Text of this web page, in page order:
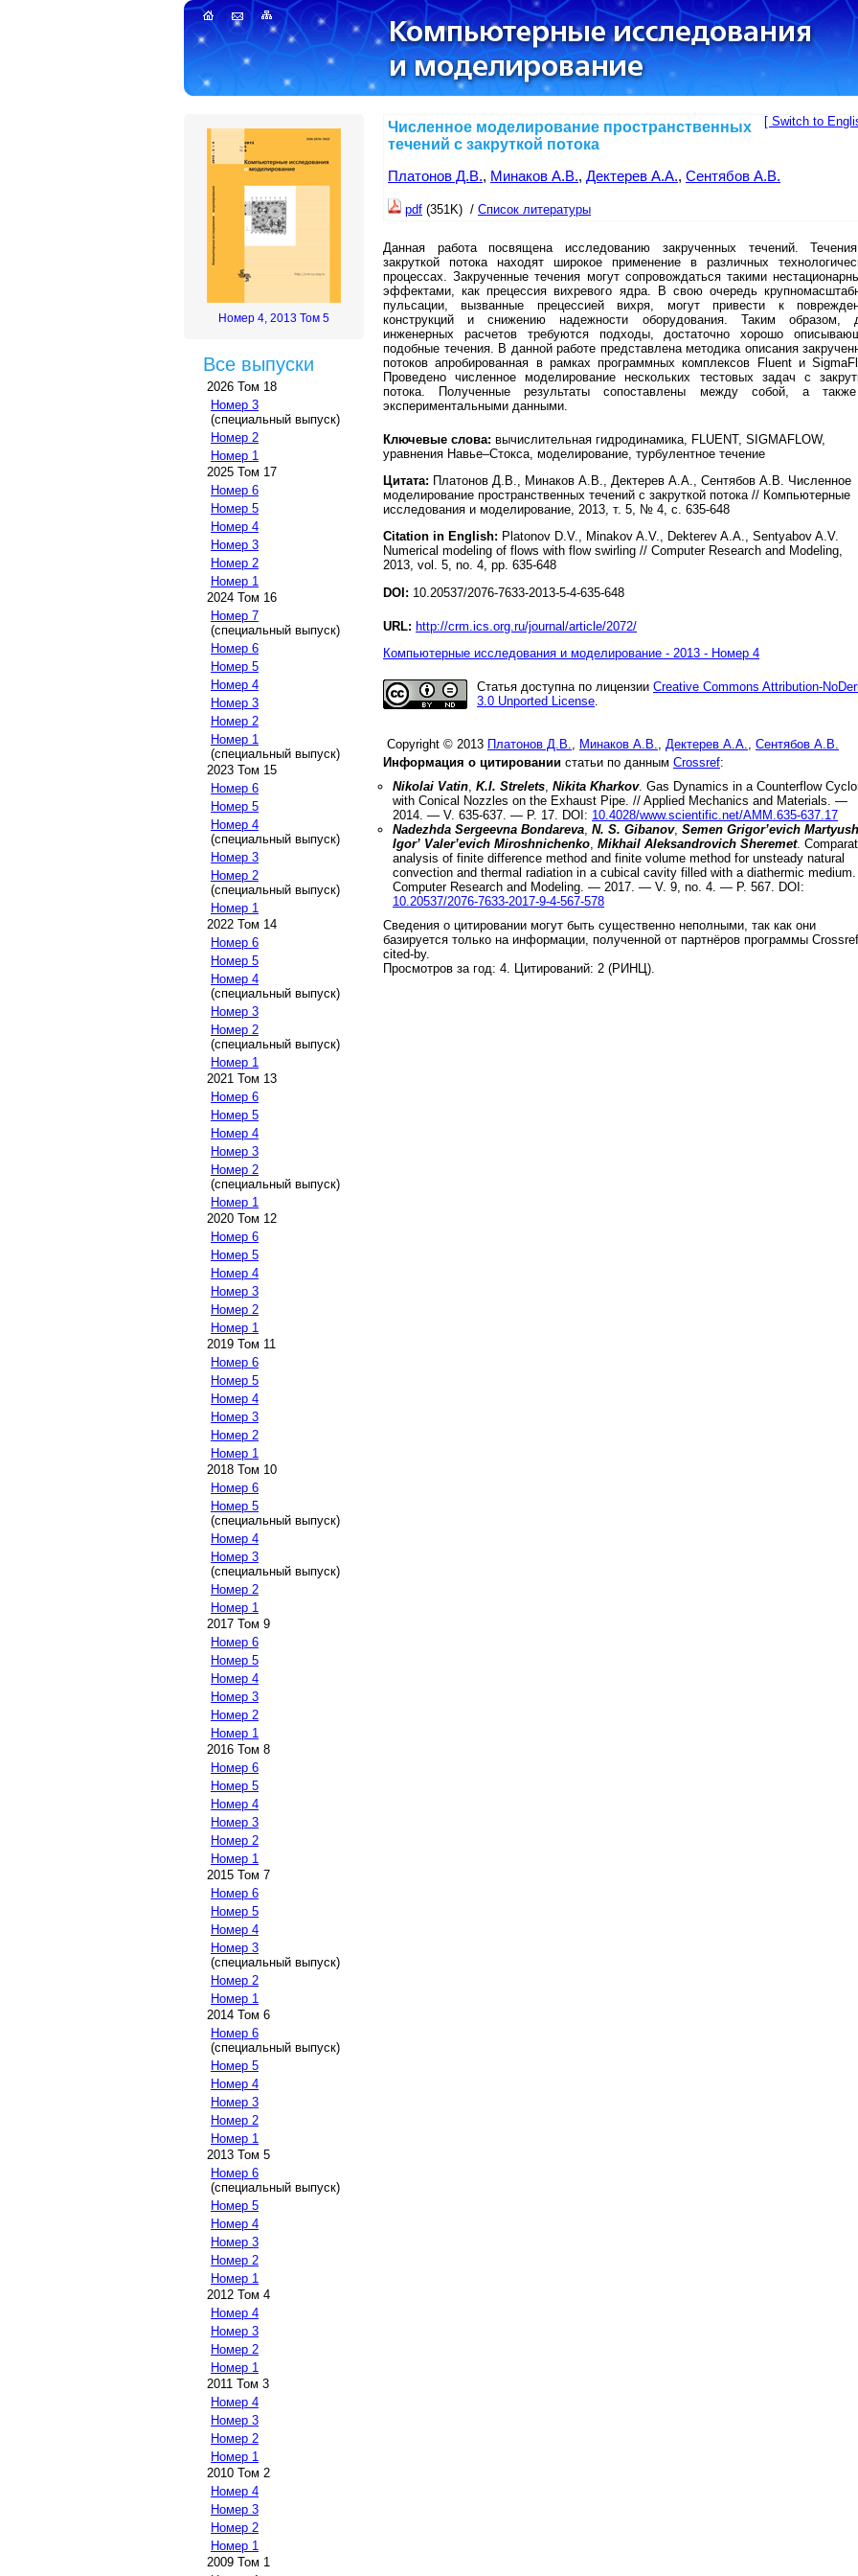
Номер 4, 2013 Том 5
Все выпуски
2026 Том 18
Номер 3
(специальный выпуск)
Номер 2
Номер 1
2025 Том 17
Номер 6
Номер 5
Номер 4
Номер 3
Номер 2
Номер 1
2024 Том 16
Номер 7
(специальный выпуск)
Номер 6
Номер 5
Номер 4
Номер 3
Номер 2
Номер 1
(специальный выпуск)
2023 Том 15
Номер 6
Номер 5
Номер 4
(специальный выпуск)
Номер 3
Номер 2
(специальный выпуск)
Номер 1
2022 Том 14
Номер 6
Номер 5
Номер 4
(специальный выпуск)
Номер 3
Номер 2
(специальный выпуск)
Номер 1
2021 Том 13
Номер 6
Номер 5
Номер 4
Номер 3
Номер 2
(специальный выпуск)
Номер 1
2020 Том 12
Номер 6
Номер 5
Номер 4
Номер 3
Номер 2
Номер 1
2019 Том 11
Номер 6
Номер 5
Номер 4
Номер 3
Номер 2
Номер 1
2018 Том 10
Номер 6
Номер 5
(специальный выпуск)
Номер 4
Номер 3
(специальный выпуск)
Номер 2
Номер 1
2017 Том 9
Номер 6
Номер 5
Номер 4
Номер 3
Номер 2
Номер 1
2016 Том 8
Номер 6
Номер 5
Номер 4
Номер 3
Номер 2
Номер 1
2015 Том 7
Номер 6
Номер 5
Номер 4
Номер 3
(специальный выпуск)
Номер 2
Номер 1
2014 Том 6
Номер 6
(специальный выпуск)
Номер 5
Номер 4
Номер 3
Номер 2
Номер 1
2013 Том 5
Номер 6
(специальный выпуск)
Номер 5
Номер 4
Номер 3
Номер 2
Номер 1
2012 Том 4
Номер 4
Номер 3
Номер 2
Номер 1
2011 Том 3
Номер 4
Номер 3
Номер 2
Номер 1
2010 Том 2
Номер 4
Номер 3
Номер 2
Номер 1
2009 Том 1
[ Switch to
Численное моделирование пространственных
течений с закруткой потока
Платонов Д.В., Минаков А.В., Дектерев А.А., Сентябов А.В.
pdf (351K) / Список литературы
Данная работа посвящена исследованию закрученных течений.
закруткой потока находят широкое применение в различных
процессах. Закрученные течения могут сопровождаться такими
эффектами, как прецессия вихревого ядра. В свою очередь
пульсации, вызванные прецессией вихря, могут привести к
конструкций и снижению надежности оборудования. Таким образом,
инженерных расчетов требуются подходы, достаточно хорошо
подобные течения. В данной работе представлена методика описания
потоков апробированная в рамках программных комплексов Fluent и
Проведено численное моделирование нескольких тестовых задач с
потока. Полученные результаты сопоставлены между собой, а
экспериментальными данными.
Ключевые слова: вычислительная гидродинамика, FLUENT, SIGMAFLOW,
уравнения Навье–Стокса, моделирование, турбулентное течение
Цитата: Платонов Д.В., Минаков А.В., Дектерев А.А., Сентябов А.В. Численное
моделирование пространственных течений с закруткой потока // Компьютерные
исследования и моделирование, 2013, т. 5, № 4, с. 635-648
Citation in English: Platonov D.V., Minakov A.V., Dekterev A.A., Sentyabov A.V.
Numerical modeling of flows with flow swirling // Computer Research and Modeling,
2013, vol. 5, no. 4, pp. 635-648
DOI: 10.20537/2076-7633-2013-5-4-635-648
URL: http://crm.ics.org.ru/journal/article/2072/
Компьютерные исследования и моделирование - 2013 - Номер 4
Статья доступна по лицензии Creative Commons Attribution-
3.0 Unported License
Copyright © 2013 Платонов Д.В. Минаков А.В. Дектерев А.А.
Сентябов А.В.
Информация о цитировании статьи по данным Crossref:
Nikolai Vatin K.I. Strelets Nikita Kharkov. Gas Dynamics in a Counterflow
with Conical Nozzles on the Exhaust Pipe . // Applied Mechanics and Materials. —
2014 . — V. 635-637 . — P. 17 DOI: 10.4028/www.scientific.net/AMM.635-637.17
Nadezhda Sergeevna Bondareva N. S. Gibanov, Semen Grigor’evich
Igor’ Valer’evich Miroshnichenko Mikhail Aleksandrovich Sheremet.
analysis of finite difference method and finite volume method for unsteady natural
convection and thermal radiation in a cubical cavity filled with a diathermic medium
Computer Research and Modeling. — 2017 . — V. 9 , no. 4 . — P. 567
DOI:
10.20537/2076-7633-2017-9-4-567-578
Сведения о цитировании могут быть существенно неполными, так как они
базируется только на информации, полученной от партнёров программы Crossref
cited-by.
Просмотров за год: 4. Цитирований: 2 (РИНЦ).